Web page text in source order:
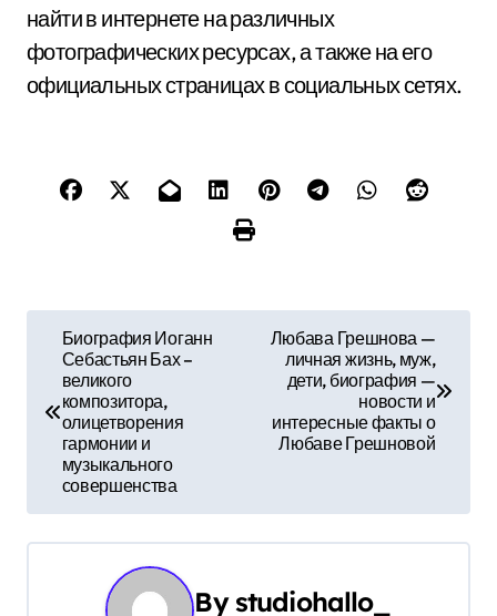
найти в интернете на различных
фотографических ресурсах, а также на его
официальных страницах в социальных сетях.
в
г
а
Биография Иоганн
Себастьян Бах –
великого
композитора,
олицетворения
гармонии и
музыкального
совершенства
Любава Грешнова —
личная жизнь, муж,
дети, биография —
новости и
интересные факты о
Любаве Грешновой
By studiohallo_